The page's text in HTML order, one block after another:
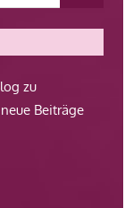
zu
Beiträge